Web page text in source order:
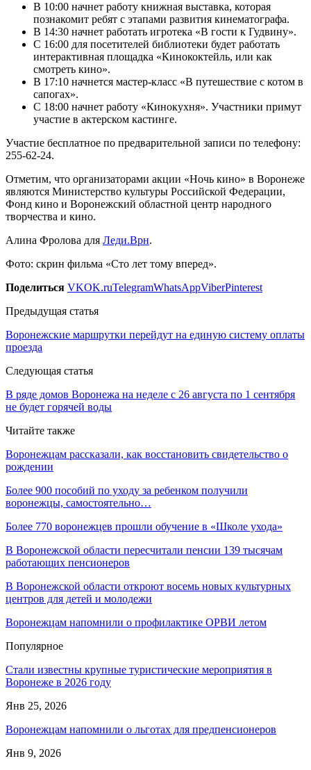
В 10:00 начнет работу книжная выставка, которая
познакомит ребят с этапами развития кинематографа.
В 14:30 начнет работать игротека «В гости к Гудвину».
С 16:00 для посетителей библиотеки будет работать
интерактивная площадка «Кинококтейль, или как
смотреть кино».
В 17:10 начнется мастер-класс «В путешествие с котом в
сапогах».
С 18:00 начнет работу «Кинокухня». Участники примут
участие в актерском кастинге.
Участие бесплатное по предварительной записи по телефону:
255-62-24.
Отметим, что организаторами акции «Ночь кино» в Воронеже
являются Министерство культуры Российской Федерации,
Фонд кино и Воронежский областной центр народного
творчества и кино.
Алина Фролова для Леди.Врн.
Фото: скрин фильма «Сто лет тому вперед».
Поделиться VKOK.ruTelegramWhatsAppViberPinterest
Предыдущая статья
Воронежские маршрутки перейдут на единую систему оплаты
проезда
Следующая статья
В ряде домов Воронежа на неделе с 26 августа по 1 сентября
не будет горячей воды
Читайте также
Воронежцам рассказали, как восстановить свидетельство о
рождении
Более 900 пособий по уходу за ребенком получили
воронежцы, самостоятельно…
Более 770 воронежцев прошли обучение в «Школе ухода»
В Воронежской области пересчитали пенсии 139 тысячам
работающих пенсионеров
В Воронежской области откроют восемь новых культурных
центров для детей и молодежи
Воронежцам напомнили о профилактике ОРВИ летом
Популярное
Стали известны крупные туристические мероприятия в
Воронеже в 2026 году
Янв 25, 2026
Воронежцам напомнили о льготах для предпенсионеров
Янв 9, 2026